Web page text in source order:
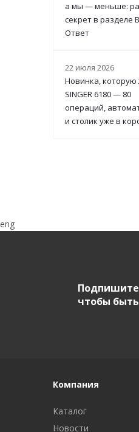
а мы — меньше:
секрет в разделе
Ответ
22 июля 2026
Новинка, которую
SINGER 6180 — 80
операций,
и столик уже в
eng
чтобы
Компания
Каталог
Новости